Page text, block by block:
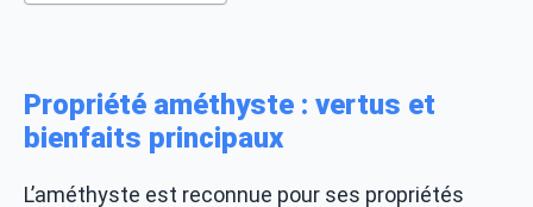
Propriété améthyste : vertus et
bienfaits principaux
L’améthyste est reconnue pour ses propriétés